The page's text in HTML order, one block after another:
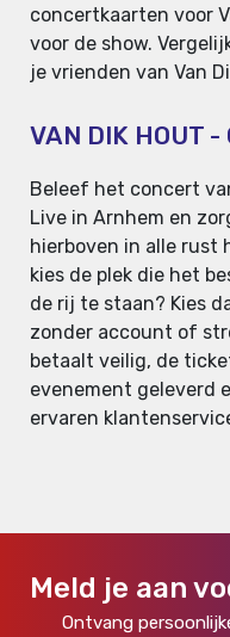
concertkaarten voor
voor de show.
je vrienden van Van
VAN DIK HOUT -
Beleef het concert
Live in Arnhem en
hierboven in alle rust
kies de plek die het
de rij te staan? Kies
zonder account of
betaalt veilig, de
evenement geleverd
ervaren
Meld je aan
Ontvang